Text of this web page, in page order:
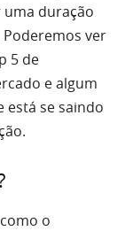
uma duração
ver
5 de
e algum
se saindo
o